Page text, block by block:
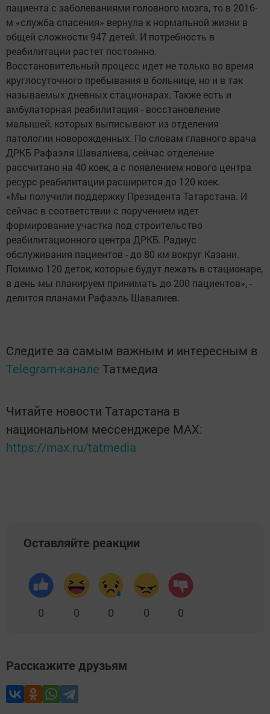
пациента с заболеваниями головного мозга, то в 2016-
м «служба спасения» вернула к нормальной жизни в
общей сложности 947 детей. И потребность в
реабилитации растет постоянно.
Восстановительный процесс идет не только во время
круглосуточного пребывания в больнице, но и в так
называемых дневных стационарах. Также есть и
амбулаторная реабилитация - восстановление
малышей, которых выписывают из отделения
патологии новорожденных. По словам главного врача
ДРКБ Рафаэля Шавалиева, сейчас отделение
рассчитано на 40 коек, а с появлением нового центра
ресурс реабилитации расширится до 120 коек.
«Мы получили поддержку Президента Татарстана. И
сейчас в соответствии с поручением идет
формирование участка под строительство
реабилитационного центра ДРКБ. Радиус
обслуживания пациентов - до 80 км вокруг Казани.
Помимо 120 деток, которые будут лежать в стационаре,
в день мы планируем принимать до 200 пациентов», -
делится планами Рафаэль Шавалиев.
Следите за самым важным и интересным в
Telegram-канале Татмедиа
Читайте новости Татарстана в
национальном мессенджере MАХ:
https://max.ru/tatmedia
Оставляйте реакции
0 0 0 0 0
Расскажите друзьям